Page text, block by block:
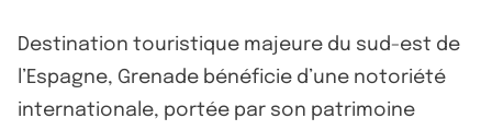
Destination touristique majeure du sud-est de
l’Espagne, Grenade bénéficie d’une notoriété
internationale, portée par son patrimoine